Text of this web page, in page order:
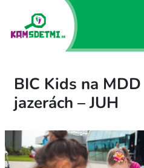
BIC Kids na
jazerách – JUH